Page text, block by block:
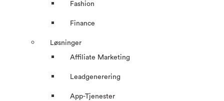
Fashion
Finance
Løsninger
Affiliate Marketing
Leadgenerering
App-Tjenester